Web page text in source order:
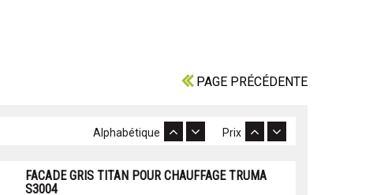
PAGE PRÉCÉDENTE
Prix
Alphabétique
FACADE GRIS TITAN POUR CHAUFFAGE TRUMA
S3004